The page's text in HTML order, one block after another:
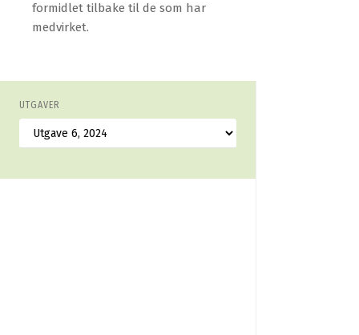
formidlet tilbake til de som har
medvirket.
UTGAVER